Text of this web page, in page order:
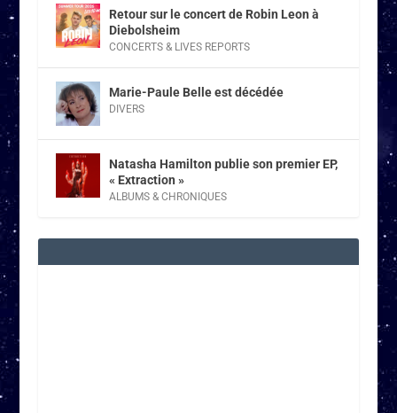
Retour sur le concert de Robin Leon à
Diebolsheim
CONCERTS & LIVES REPORTS
Marie-Paule Belle est décédée
DIVERS
Natasha Hamilton publie son premier EP,
« Extraction »
ALBUMS & CHRONIQUES